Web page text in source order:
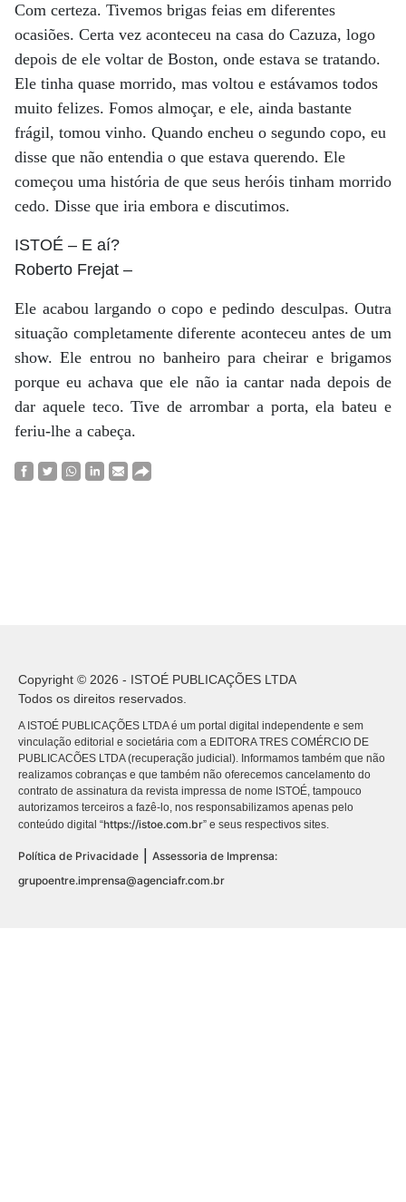
Com certeza. Tivemos brigas feias em diferentes
ocasiões. Certa vez aconteceu na casa do Cazuza, logo
depois de ele voltar de Boston, onde estava se tratando.
Ele tinha quase morrido, mas voltou e estávamos todos
muito felizes. Fomos almoçar, e ele, ainda bastante
frágil, tomou vinho. Quando encheu o segundo copo, eu
disse que não entendia o que estava querendo. Ele
começou uma história de que seus heróis tinham morrido
cedo. Disse que iria embora e discutimos.
ISTOÉ – E aí?
Roberto Frejat –
Ele acabou largando o copo e pedindo desculpas. Outra
situação completamente diferente aconteceu antes de um
show. Ele entrou no banheiro para cheirar e brigamos
porque eu achava que ele não ia cantar nada depois de
dar aquele teco. Tive de arrombar a porta, ela bateu e
feriu-lhe a cabeça.
Copyright © 2026 - ISTOÉ PUBLICAÇÕES LTDA
Todos os direitos reservados.
A ISTOÉ PUBLICAÇÕES LTDA é um portal digital independente e sem
vinculação editorial e societária com a EDITORA TRES COMÉRCIO DE
PUBLICACÕES LTDA (recuperação judicial). Informamos também que não
realizamos cobranças e que também não oferecemos cancelamento do
contrato de assinatura da revista impressa de nome ISTOÉ, tampouco
autorizamos terceiros a fazê-lo, nos responsabilizamos apenas pelo
conteúdo digital “https://istoe.com.br” e seus respectivos sites.
Política de Privacidade
Assessoria de Imprensa:
grupoentre.imprensa@agenciafr.com.br